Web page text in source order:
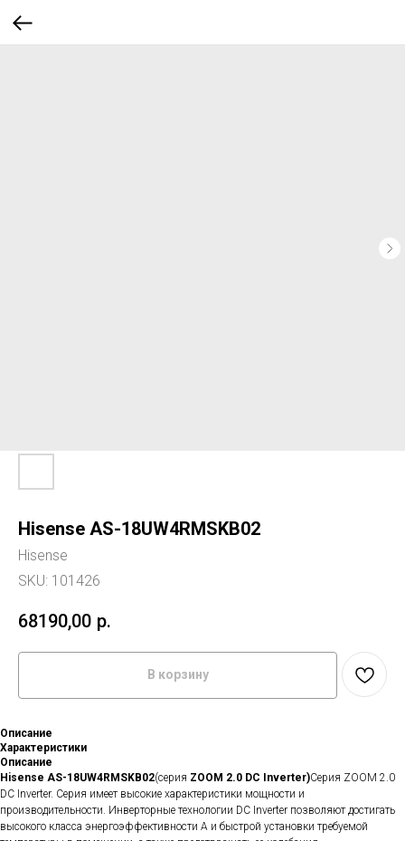
Hisense AS-18UW4RMSKB02
Hisense
SKU: 101426
68190,00 р.
В корзину
Описание
Характеристики
Описание
Hisense AS-18UW4RMSKB02(серия ZOOM 2.0 DC Inverter)Серия ZOOM 2.0
DC Inverter. Серия имеет высокие характеристики мощности и
производительности. Инверторные технологии DC Inverter позволяют достигать
высокого класса энергоэффективности А и быстрой установки требуемой